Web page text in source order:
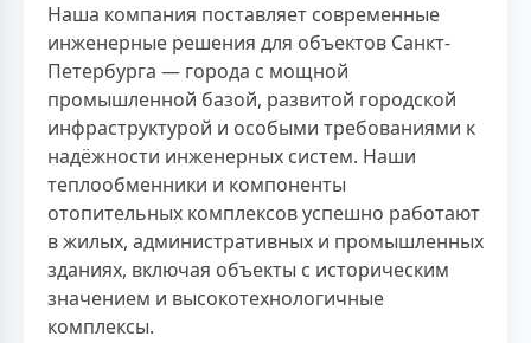
Наша компания поставляет современные
инженерные решения для объектов Санкт-
Петербурга — города с мощной
промышленной базой, развитой городской
инфраструктурой и особыми требованиями к
надёжности инженерных систем. Наши
теплообменники и компоненты
отопительных комплексов успешно работают
в жилых, административных и промышленных
зданиях, включая объекты с историческим
значением и высокотехнологичные
комплексы.